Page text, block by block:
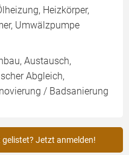
Heizkörper,
Umwälzpumpe
Austausch,
Abgleich,
/ Badsanierung
Jetzt anmelden!